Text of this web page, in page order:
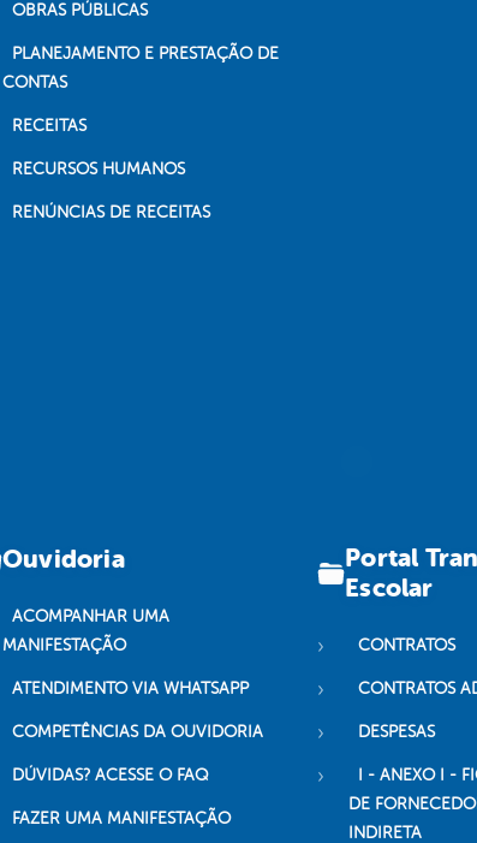
OBRAS PÚBLICAS
PLANEJAMENTO E PRESTAÇÃO DE
CONTAS
RECEITAS
RECURSOS HUMANOS
RENÚNCIAS DE RECEITAS
Ouvidoria
ACOMPANHAR UMA
MANIFESTAÇÃO
ATENDIMENTO VIA WHATSAPP
COMPETÊNCIAS DA OUVIDORIA
DÚVIDAS? ACESSE O FAQ
FAZER UMA MANIFESTAÇÃO
Portal
Escolar
CONTRATOS
CONTRATOS
DESPESAS
I - ANEXO I -
DE
INDIRETA